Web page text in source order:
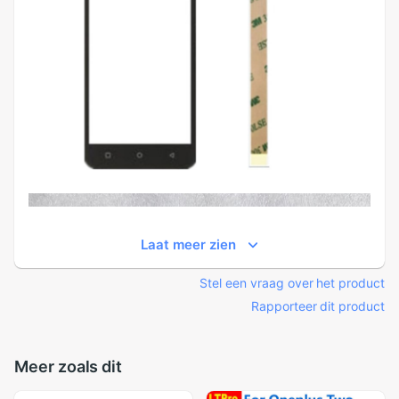
Laat meer zien
Stel een vraag over het product
Rapporteer dit product
Meer zoals dit